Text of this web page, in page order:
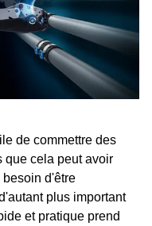
de commettre des
que cela peut avoir
d'être
plus important
et pratique prend